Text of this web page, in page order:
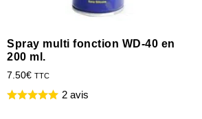
Spray multi fonction WD-40 en
200 ml.
7.50€ TTC
2 avis